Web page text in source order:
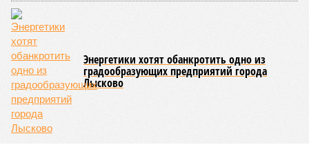
Энергетики хотят обанкротить одно из
градообразующих предприятий города
Лысково